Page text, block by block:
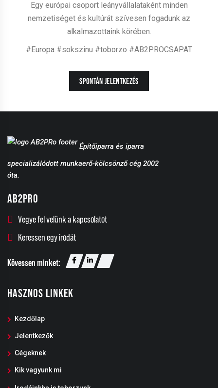
Egy európai csoport leányvállalataként minden
nemzetiséget és kultúrát szívesen fogadunk az
alkalmazottaink körében.
#Europa #sokszinu #toborzo #AB2PROCSAPAT
SPONTÁN JELENTKEZÉS
Építőiparra és iparra
specializálódott munkaerő-kölcsönző cég 2002
óta.
AB2PRO
Vegye fel velünk a kapcsolatot
Keressen egy irodát
Kövessen minket:
HASZNOS LINKEK
Kezdőlap
Jelentkezők
Cégeknek
Kik vagyunk mi